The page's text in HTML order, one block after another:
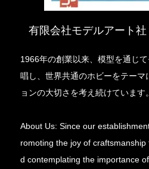
有限会社モデルアート
1966年の創業以来、模型を通じ
唱し、世界共通のホビーをテーマ
ョンの大切さを考え続けています
About Us: Since our
romoting the joy of
d contemplating the importance